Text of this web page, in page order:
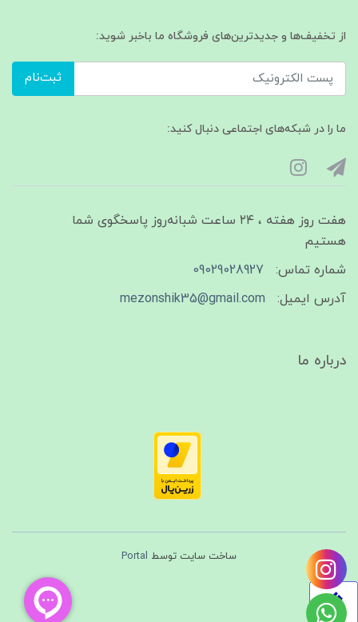
از تخفیف‌ها و جدیدترین‌های فروشگاه ما باخبر شوید:
ثبت‌نام
ما را در شبکه‌های اجتماعی دنبال کنید:
هفت روز هفته ، ۲۴ ساعت شبانه‌روز پاسخگوی شما
هستیم
شماره تماس:
09029028927
آدرس ایمیل:
mezonshik35@gmail.com
درباره ما
ساخت سایت توسط Portal